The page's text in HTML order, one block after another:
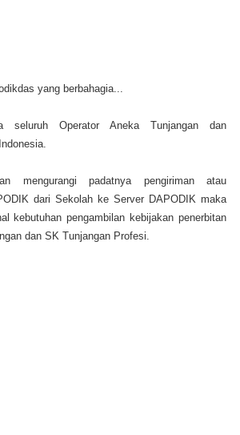
yang berbahagia...
seluruh Operator Aneka Tunjangan dan
mengurangi padatnya pengiriman atau
dari Sekolah ke Server DAPODIK maka
kebutuhan pengambilan kebijakan penerbitan
dan SK Tunjangan Profesi.